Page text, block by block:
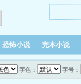
恐怖小说 完本小说
字色： 字号：